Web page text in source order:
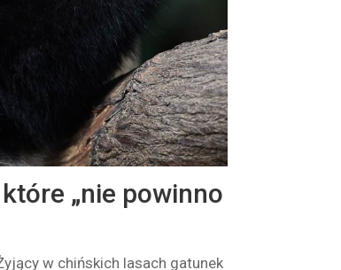
„nie powinno
w chińskich lasach gatunek